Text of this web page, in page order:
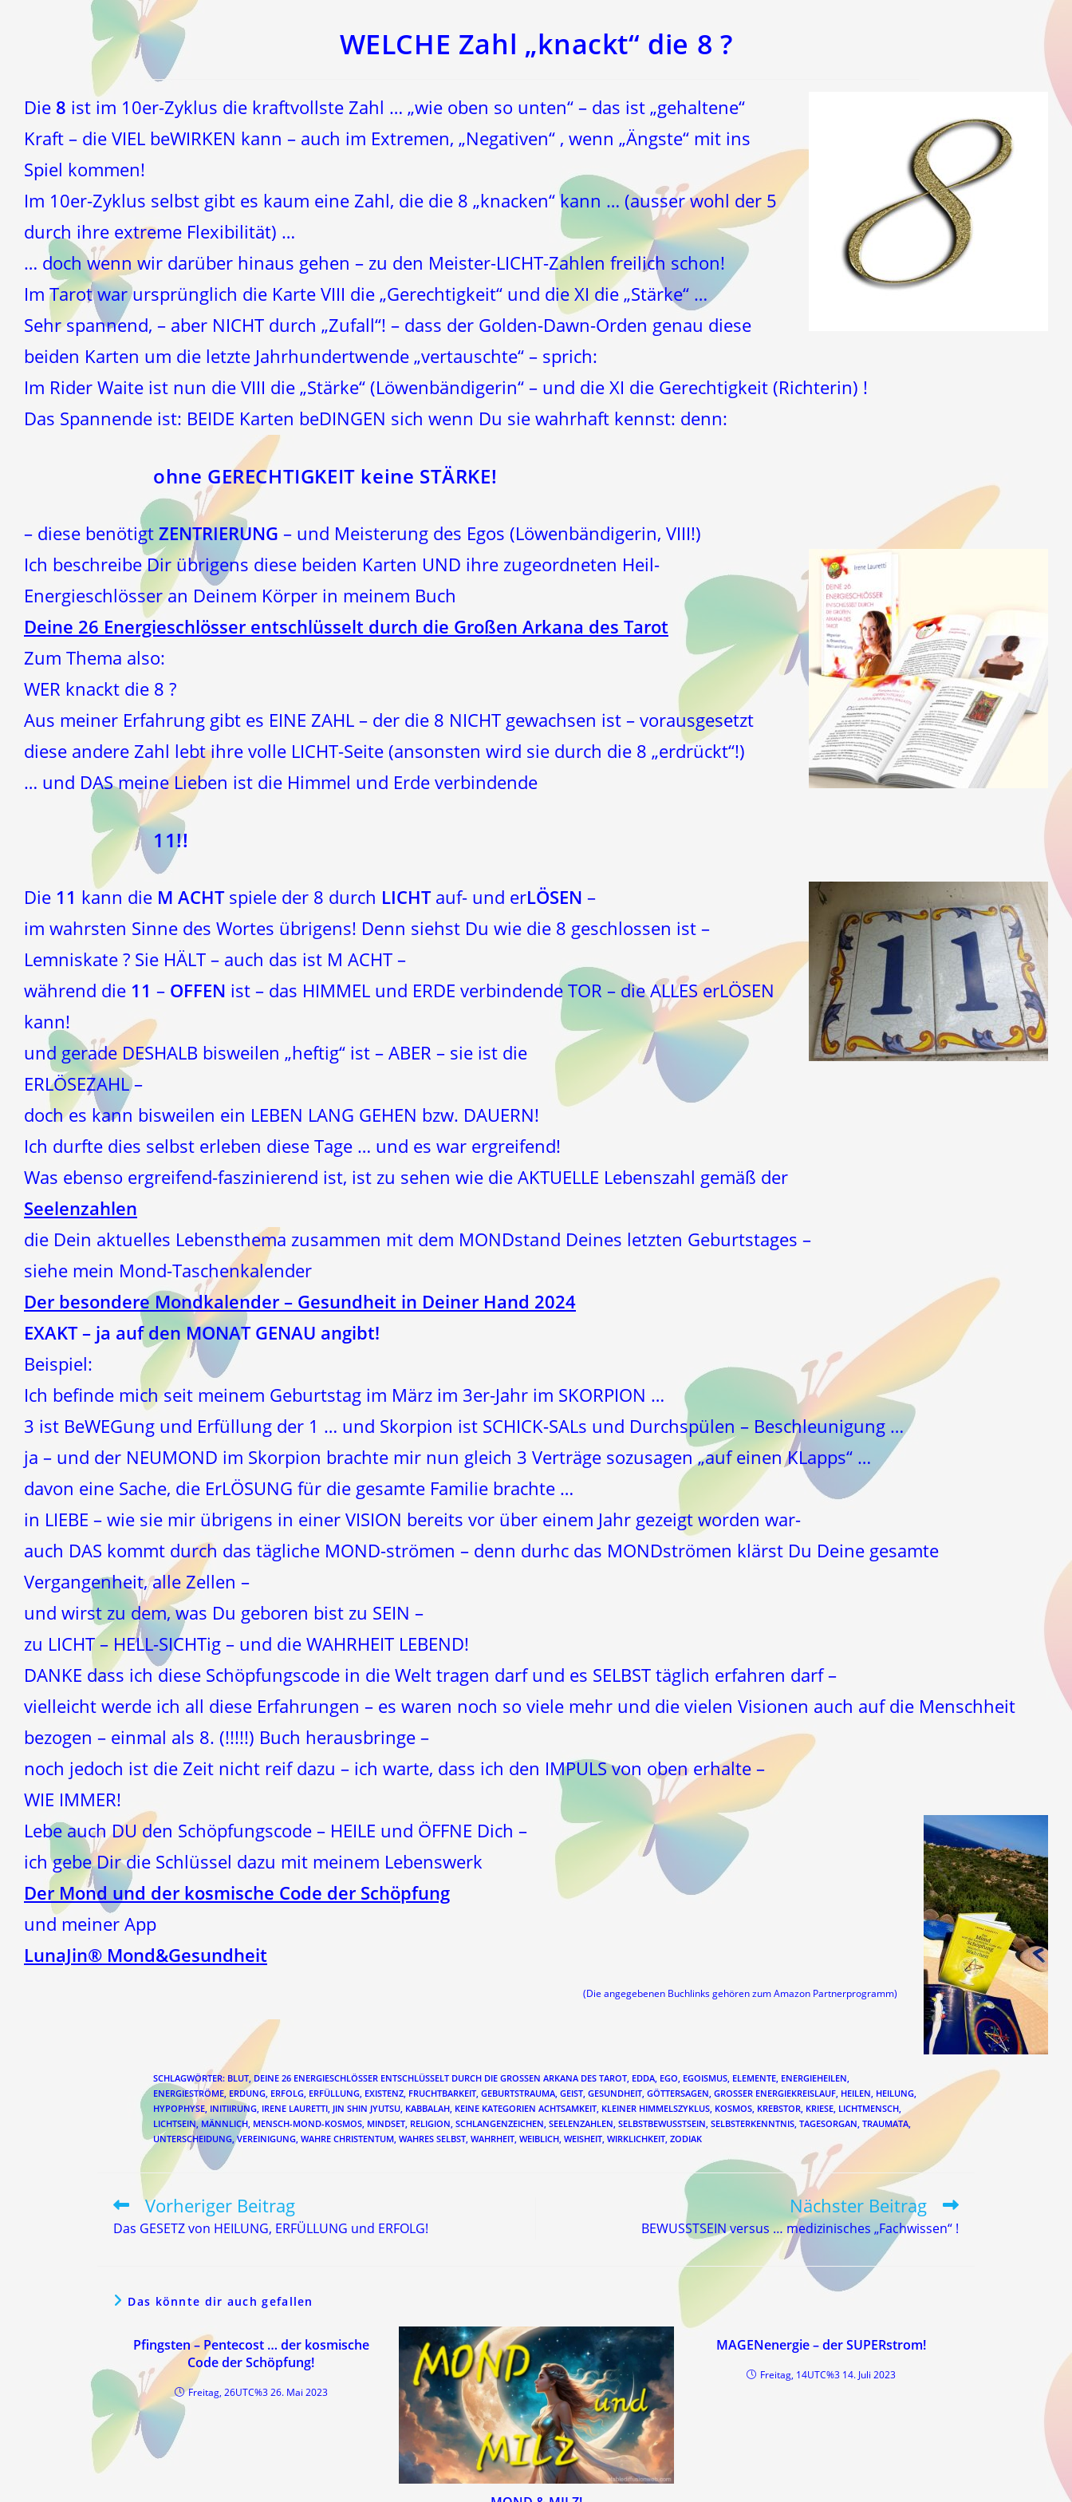
einem
neuen
Fenster
einem
neuen
Fenster WELCHE Zahl „knackt“ die 8 ?
Die 8 ist im 10er-Zyklus die kraftvollste Zahl … „wie oben so unten“ – das ist „gehaltene“
Kraft – die VIEL beWIRKEN kann – auch im Extremen, „Negativen“ , wenn „Ängste“ mit ins
Spiel kommen!
Im 10er-Zyklus selbst gibt es kaum eine Zahl, die die 8 „knacken“ kann … (ausser wohl der 5
durch ihre extreme Flexibilität) …
… doch wenn wir darüber hinaus gehen – zu den Meister-LICHT-Zahlen freilich schon!
Im Tarot war ursprünglich die Karte VIII die „Gerechtigkeit“ und die XI die „Stärke“ …
Sehr spannend, – aber NICHT durch „Zufall“! – dass der Golden-Dawn-Orden genau diese
beiden Karten um die letzte Jahrhundertwende „vertauschte“ – sprich:
Im Rider Waite ist nun die VIII die „Stärke“ (Löwenbändigerin“ – und die XI die Gerechtigkeit (Richterin) !
Das Spannende ist: BEIDE Karten beDINGEN sich wenn Du sie wahrhaft kennst: denn:
ohne GERECHTIGKEIT keine STÄRKE!
– diese benötigt ZENTRIERUNG – und Meisterung des Egos (Löwenbändigerin, VIII!)
Ich beschreibe Dir übrigens diese beiden Karten UND ihre zugeordneten Heil-
Energieschlösser an Deinem Körper in meinem Buch
Deine 26 Energieschlösser entschlüsselt durch die Großen Arkana des Tarot
Zum Thema also:
WER knackt die 8 ?
Aus meiner Erfahrung gibt es EINE ZAHL – der die 8 NICHT gewachsen ist – vorausgesetzt
diese andere Zahl lebt ihre volle LICHT-Seite (ansonsten wird sie durch die 8 „erdrückt“!)
… und DAS meine Lieben ist die Himmel und Erde verbindende
11!!
Die 11 kann die M ACHT spiele der 8 durch LICHTauf- und erLÖSEN –
im wahrsten Sinne des Wortes übrigens! Denn siehst Du wie die 8 geschlossen ist –
Lemniskate ? Sie HÄLT – auch das ist M ACHT –
während die 11 – OFFEN ist – das HIMMEL und ERDE verbindende TOR – die ALLES erLÖSEN
kann!
und gerade DESHALB bisweilen „heftig“ ist – ABER – sie ist die
ERLÖSEZAHL –
doch es kann bisweilen ein LEBEN LANG GEHEN bzw. DAUERN!
Ich durfte dies selbst erleben diese Tage … und es war ergreifend!
Was ebenso ergreifend-faszinierend ist, ist zu sehen wie die AKTUELLE Lebenszahl gemäß der
Seelenzahlen
die Dein aktuelles Lebensthema zusammen mit dem MONDstand Deines letzten Geburtstages –
siehe mein Mond-Taschenkalender
Der besondere Mondkalender – Gesundheit in Deiner Hand 2024
EXAKT – ja auf den MONAT GENAU angibt!
Beispiel:
Ich befinde mich seit meinem Geburtstag im März im 3er-Jahr im SKORPION …
3 ist BeWEGung und Erfüllung der 1 … und Skorpion ist SCHICK-SALs und Durchspülen – Beschleunigung …
ja – und der NEUMOND im Skorpion brachte mir nun gleich 3 Verträge sozusagen „auf einen KLapps“ …
davon eine Sache, die ErLÖSUNG für die gesamte Familie brachte …
in LIEBE – wie sie mir übrigens in einer VISION bereits vor über einem Jahr gezeigt worden war-
auch DAS kommt durch das tägliche MOND-strömen – denn durhc das MONDströmen klärst Du Deine gesamte
Vergangenheit, alle Zellen –
und wirst zu dem, was Du geboren bist zu SEIN –
zu LICHT – HELL-SICHTig – und die WAHRHEIT LEBEND!
DANKE dass ich diese Schöpfungscode in die Welt tragen darf und es SELBST täglich erfahren darf –
vielleicht werde ich all diese Erfahrungen – es waren noch so viele mehr und die vielen Visionen auch auf die Menschheit
bezogen – einmal als 8. (!!!!!) Buch herausbringe –
noch jedoch ist die Zeit nicht reif dazu – ich warte, dass ich den IMPULS von oben erhalte –
WIE IMMER!
Lebe auch DU den Schöpfungscode – HEILE und ÖFFNE Dich –
ich gebe Dir die Schlüssel dazu mit meinem Lebenswerk
Der Mond und der kosmische Code der Schöpfung
und meiner App
LunaJin® Mond&Gesundheit
(Die angegebenen Buchlinks gehören zum Amazon Partnerprogramm)
SCHLAGWÖRTER: BLUT, DEINE 26 ENERGIESCHLÖSSER ENTSCHLÜSSELT DURCH DIE GROSSEN ARKANA DES TAROT , EDDA, EGO, EGOISMUS, ELEMENTE, ENERGIEHEILEN,
ENERGIESTRÖME, ERDUNG, ERFOLG, ERFÜLLUNG, EXISTENZ, FRUCHTBARKEIT, GEBURTSTRAUMA, GEIST, GESUNDHEIT, GÖTTERSAGEN, GROSSER ENERGIEKREISLAUF , HEILEN, HEILUNG,
HYPOPHYSE, INITIIRUNG, IRENE LAURETTI, JIN SHIN JYUTSU, KABBALAH, KEINE KATEGORIEN ACHTSAMKEIT, KLEINER HIMMELSZYKLUS, KOSMOS, KREBSTOR, KRIESE, LICHTMENSCH,
LICHTSEIN, MÄNNLICH, MENSCH-MOND-KOSMOS, MINDSET, RELIGION, SCHLANGENZEICHEN, SEELENZAHLEN, SELBSTBEWUSSTSEIN, SELBSTERKENNTNIS, TAGESORGAN, TRAUMATA,
UNTERSCHEIDUNG, VEREINIGUNG, WAHRE CHRISTENTUM, WAHRES SELBST, WAHRHEIT, WEIBLICH, WEISHEIT, WIRKLICHKEIT, ZODIAK
Weitere
ansehen
Vorheriger Beitrag
Das GESETZ von HEILUNG, ERFÜLLUNG und ERFOLG!
Nächster Beitrag
BEWUSSTSEIN versus … medizinisches „Fachwissen“ !
Das könnte dir auch gefallen
Pfingsten – Pentecost … der kosmische
Code der Schöpfung!
Freitag, 26UTC%3 26. Mai 2023
MAGENenergie – der SUPERstrom!
Freitag, 14UTC%3 14. Juli 2023